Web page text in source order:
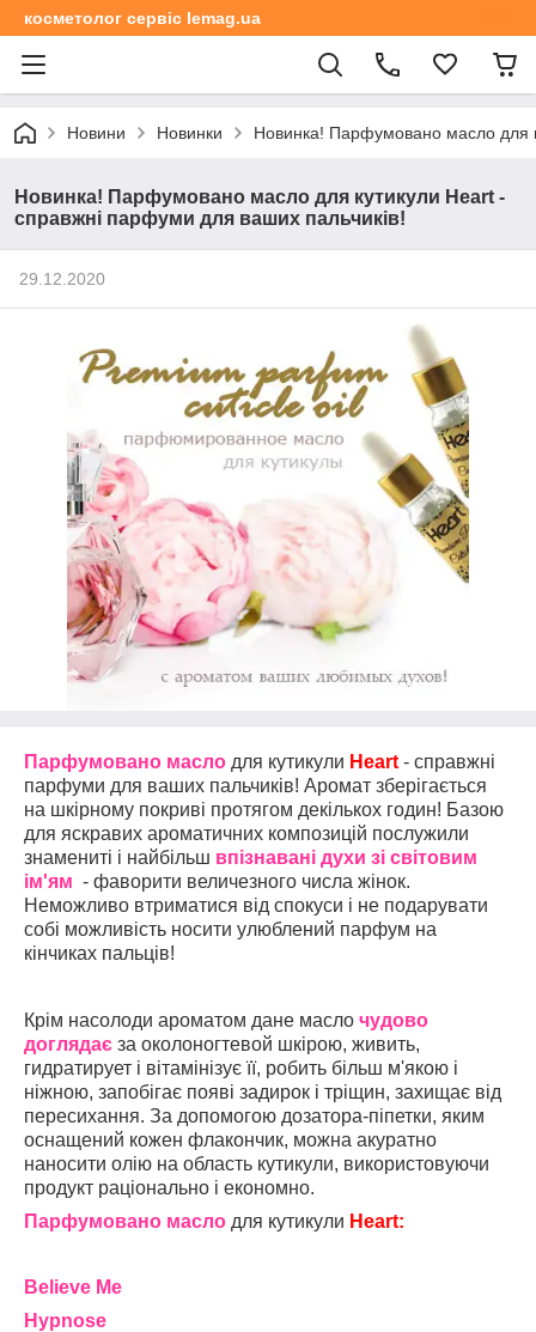
косметолог сервіс lemag.ua
Новини Новинки Новинка! Парфумовано масло для
Новинка! Парфумовано масло для кутикули Heart -
справжні парфуми для ваших пальчиків!
29.12.2020
Парфумовано масло для кутикули Heart - справжні
парфуми для ваших пальчиків! Аромат зберігається
на шкірному покриві протягом декількох годин! Базою
для яскравих ароматичних композицій послужили
знамениті і найбільш впізнавані духи зі світовим
ім'ям - фаворити величезного числа жінок.
Неможливо втриматися від спокуси і не подарувати
собі можливість носити улюблений парфум на
кінчиках пальців!
Крім насолоди ароматом дане масло чудово
доглядає за околоногтевой шкірою, живить,
гидратирует і вітамінізує її, робить більш м'якою і
ніжною, запобігає появі задирок і тріщин, захищає від
пересихання. За допомогою дозатора-піпетки, яким
оснащений кожен флакончик, можна акуратно
наносити олію на область кутикули, використовуючи
продукт раціонально і економно.
Парфумовано масло для кутикули Heart:
Believe Me
Hypnose